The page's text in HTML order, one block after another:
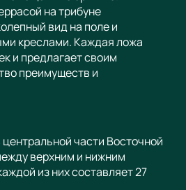
на трибуне
вид на поле и
креслами. Каждая ложа
и предлагает своим
преимуществ и
части Восточной
верхним и нижним
из них составляет 27